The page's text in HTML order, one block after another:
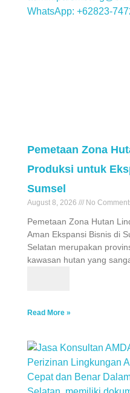
Pemetaan Zona
Produksi untuk
Sumsel
August 8, 2026 No
Pemetaan Zona Hutan
Aman Ekspansi Bisnis di
Selatan merupakan
kawasan hutan yang
Read More »